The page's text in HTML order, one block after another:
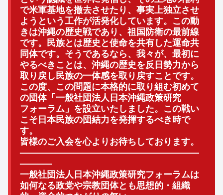
で米軍基地を撤去させたり、事実上独立させ
ようという工作が活発化しています。 この動
きは沖縄の歴史戦であり、祖国防衛の最前線
です。民族とは歴史と使命を共有した運命共
同体です。 そうであるなら、我々が、最初に
やるべきことは、 沖縄の歴史を反日勢力から
取り戻し民族の一体感を取り戻すことです。
この度、この問題に本格的に取り組む初めて
の団体「一般社団法人日本沖縄政策研究
フォーラム」を設立いたしました。 この戦い
こそ日本民族の団結力を発揮するべき時で
す。
皆様のご入会を心よりお待ちしております。
————————————————————
———–
一般社団法人日本沖縄政策研究フォーラムは
如何なる政党や宗教団体とも思想的・組織